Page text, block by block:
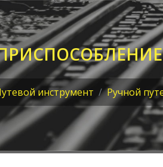
инструмент Ручной